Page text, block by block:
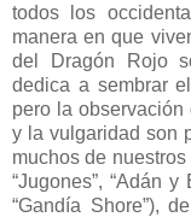
todos los
manera en que
del Dragón Rojo
dedica a sembrar
pero la
y la vulgaridad son
muchos de
“Jugones”, “Adán
“Gandía Shore”),